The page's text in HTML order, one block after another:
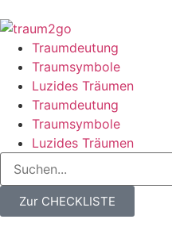
Traumdeutung
Traumsymbole
Luzides Träumen
Traumdeutung
Traumsymbole
Luzides Träumen
Zur CHECKLISTE